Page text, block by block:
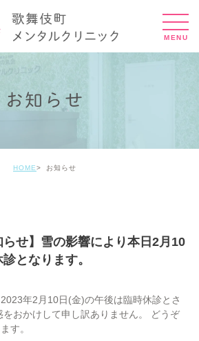
お知らせ
HOME お知らせ
らせ】雪の影響により本日2月10
となります。
年2月10日(金)の午後は臨時休診とさ
おかけして申し訳ありません。 どうぞ
す。